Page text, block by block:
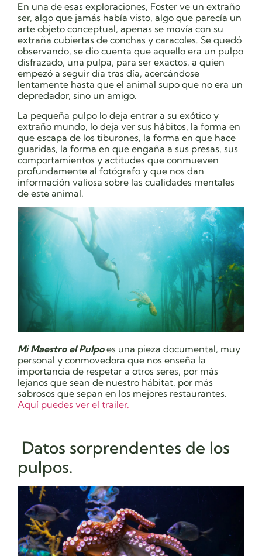
En una de esas exploraciones, Foster ve un extraño
ser, algo que jamás había visto, algo que parecía un
arte objeto conceptual, apenas se movía con su
extraña cubiertas de conchas y caracoles. Se quedó
observando, se dio cuenta que aquello era un pulpo
disfrazado, una pulpa, para ser exactos, a quien
empezó a seguir día tras día, acercándose
lentamente hasta que el animal supo que no era un
depredador, sino un amigo.
La pequeña pulpo lo deja entrar a su exótico y
extraño mundo, lo deja ver sus hábitos, la forma en
que escapa de los tiburones, la forma en que hace
guaridas, la forma en que engaña a sus presas, sus
comportamientos y actitudes que conmueven
profundamente al fotógrafo y que nos dan
información valiosa sobre las cualidades mentales
de este animal.
Mi Maestro el Pulpoes una pieza documental, muy
personal y conmovedora que nos enseña la
importancia de respetar a otros seres, por más
lejanos que sean de nuestro hábitat, por más
sabrosos que sepan en los mejores restaurantes.
Aquí puedes ver el trailer.
Datos sorprendentes de los
pulpos.